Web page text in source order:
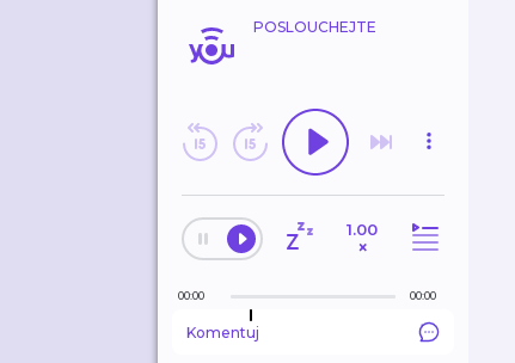
POSLOUCHEJTE
1.00
×
00:00 00:00
Komentuj